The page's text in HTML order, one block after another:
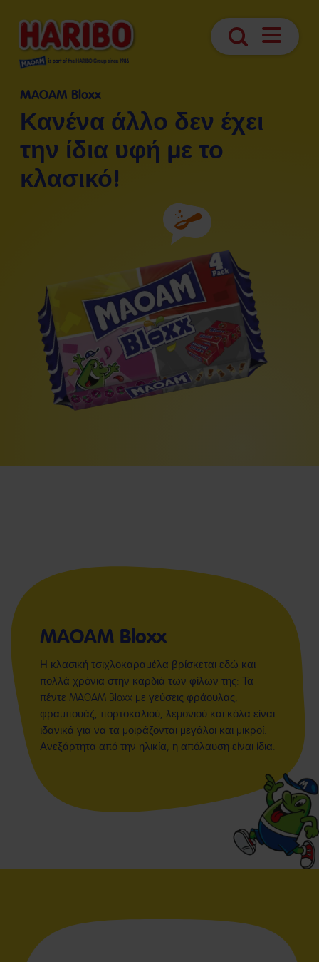
ΑναζήτησηΆνοιγμα
MAOAM Bloxx
Κανένα άλλο δεν έχει
την ίδια υφή με το
κλασικό!
Συστατικά
MAOAM Bloxx
Η κλασική τσιχλοκαραμέλα βρίσκεται εδώ και
πολλά χρόνια στην καρδιά των φίλων της: Τα
πέντε MAOAM Bloxx με γεύσεις φράουλας,
φραμπουάζ, πορτοκαλιού, λεμονιού και κόλα είναι
ιδανικά για να τα μοιράζονται μεγάλοι και μικροί.
Ανεξάρτητα από την ηλικία, η απόλαυση είναι ίδια.